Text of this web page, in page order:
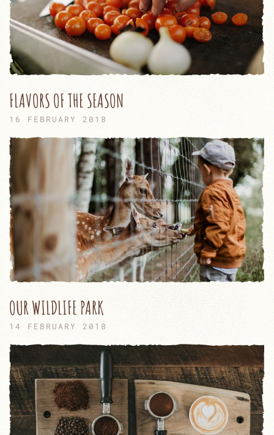
FLAVORS OF THE SEASON
16 FEBRUARY 2018
OUR WILDLIFE PARK
14 FEBRUARY 2018